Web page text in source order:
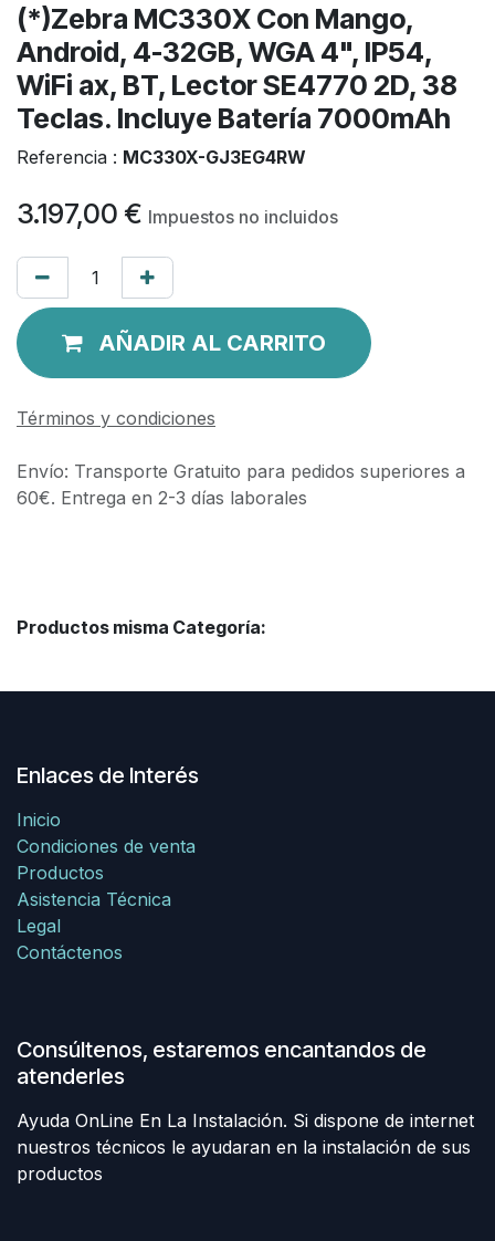
(*)Zebra MC330X Con Mango,
Android, 4-32GB, WGA 4", IP54,
WiFi ax, BT, Lector SE4770 2D, 38
Teclas. Incluye Batería 7000mAh
Referencia : MC330X-GJ3EG4RW
3.197,00 € Impuestos no incluidos
AÑADIR AL CARRITO
Términos y condiciones
Envío: Transporte Gratuito para pedidos superiores a
60€. Entrega en 2-3 días laborales
Productos misma Categoría:
Enlaces de Interés
Inicio
Condiciones de venta
Productos
Asistencia Técnica
Legal
Contáctenos
Consúltenos, estaremos encantandos de
atenderles
Ayuda OnLine En La Instalación. Si dispone de internet
nuestros técnicos le ayudaran en la instalación de sus
productos